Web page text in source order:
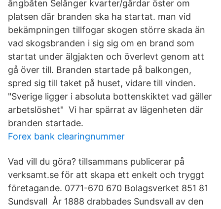
ångbåten Selånger kvarter/gårdar öster om
platsen där branden ska ha startat. man vid
bekämpningen tillfogar skogen större skada än
vad skogsbranden i sig sig om en brand som
startat under älgjakten och överlevt genom att
gå över till. Branden startade på balkongen,
spred sig till taket på huset, vidare till vinden.
"Sverige ligger i absoluta bottenskiktet vad gäller
arbetslöshet" Vi har spärrat av lägenheten där
branden startade.
Forex bank clearingnummer
Vad vill du göra? tillsammans publicerar på
verksamt.se för att skapa ett enkelt och tryggt
företagande. 0771-670 670 Bolagsverket 851 81
Sundsvall År 1888 drabbades Sundsvall av den